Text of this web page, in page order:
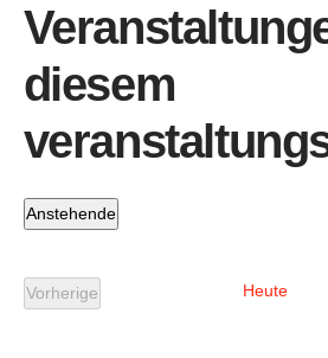
diesem
Anstehende
Vorherige
Heute